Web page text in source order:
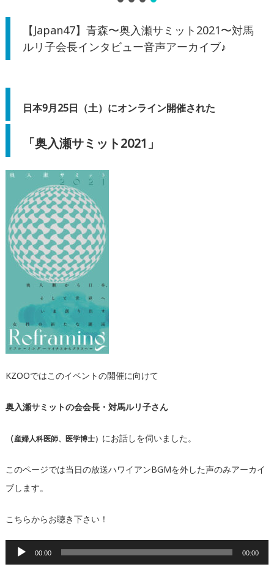
【Japan47】青森〜奥入瀬サミット2021〜対馬
ルリ子会長インタビュー音声アーカイブ♪
日本9月25日（土）にオンライン開催された
「奥入瀬サミット2021」
KZOOではこのイベントの開催に向けて
奥入瀬サミットの会会長・対馬ルリ子さん
（産婦人科医師、医学博士） にお話しを伺いました。
このページでは当日の放送ハワイアンBGMを外した声のみアーカイ
ブします。
こちらからお聴き下さい！
声
00:00 00:00